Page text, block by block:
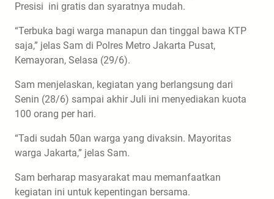
Presisi ini gratis dan syaratnya mudah.
“Terbuka bagi warga manapun dan tinggal bawa KTP
saja,” jelas Sam di Polres Metro Jakarta Pusat,
Kemayoran, Selasa (29/6).
Sam menjelaskan, kegiatan yang berlangsung dari
Senin (28/6) sampai akhir Juli ini menyediakan kuota
100 orang per hari.
“Tadi sudah 50an warga yang divaksin. Mayoritas
warga Jakarta,” jelas Sam.
Sam berharap masyarakat mau memanfaatkan
kegiatan ini untuk kepentingan bersama.